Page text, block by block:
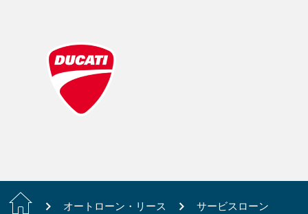
Home オートローン・リース サービスローン